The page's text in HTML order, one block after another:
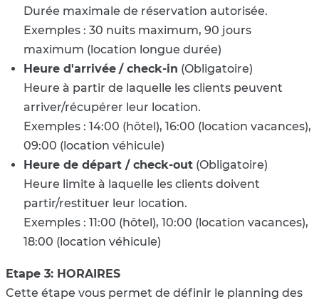
Durée maximale de réservation autorisée.
Exemples : 30 nuits maximum, 90 jours
maximum (location longue durée)
Heure d'arrivée / check-in (Obligatoire)
Heure à partir de laquelle les clients peuvent
arriver/récupérer leur location.
Exemples : 14:00 (hôtel), 16:00 (location vacances),
09:00 (location véhicule)
Heure de départ / check-out (Obligatoire)
Heure limite à laquelle les clients doivent
partir/restituer leur location.
Exemples : 11:00 (hôtel), 10:00 (location vacances),
18:00 (location véhicule)
Etape 3: HORAIRES
Cette étape vous permet de définir le planning des